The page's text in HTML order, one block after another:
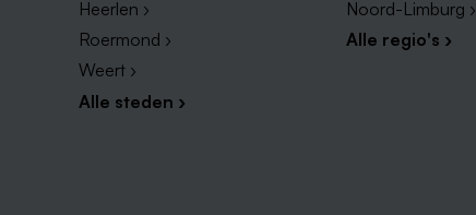
Heerlen ›
Roermond ›
Weert ›
Alle steden ›
Noord-Limburg ›
Alle regio's ›